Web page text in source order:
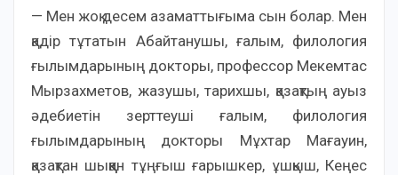
— Мен жоқ десем азаматтығыма сын болар. Мен
қадір тұтатын Абайтанушы, ғалым, филология
ғылымдарының докторы, профессор Мекемтас
Мырзахметов, жазушы, тарихшы, қазақтың ауыз
әдебиетін зерттеуші ғалым, филология
ғылымдарының докторы Мұхтар Мағауин,
қазақтан шыққан тұңғыш ғарышкер, ұшқыш, Кеңес